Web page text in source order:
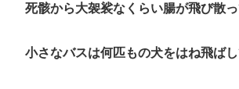
死骸から大袈裟なくらい腸が飛び散っ
小さなバスは何匹もの犬をはね飛ばし